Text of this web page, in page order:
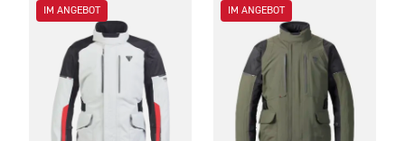
IM ANGEBOT IM ANGEBOT